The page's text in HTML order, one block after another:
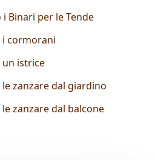
Binari per le Tende
i cormorani
un istrice
zanzare dal giardino
zanzare dal balcone